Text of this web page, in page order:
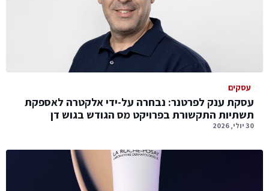
עסקים
עסקת ענק לפרטנר: נבחרה על-ידי אלקטרה לאספקת
תשתיות התקשורת בפרויקט מס הגודש בגוש דן
30 יולי, 2026